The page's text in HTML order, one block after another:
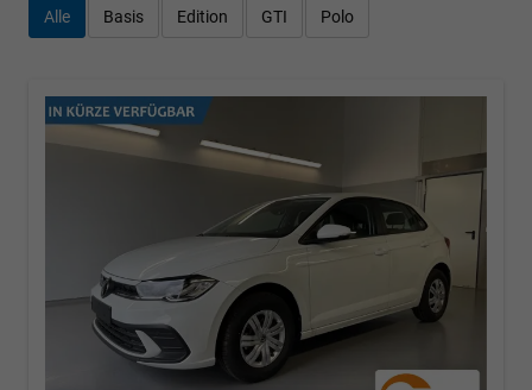
Alle Basis Edition GTI Polo